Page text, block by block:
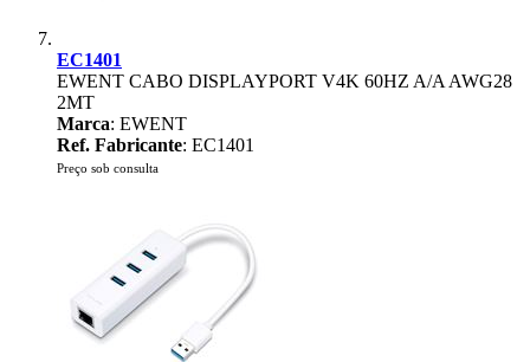
EC1401
EWENT CABO DISPLAYPORT V4K 60HZ A/A AWG28
2MT
Marca: EWENT
Ref. Fabricante: EC1401
Preço sob consulta